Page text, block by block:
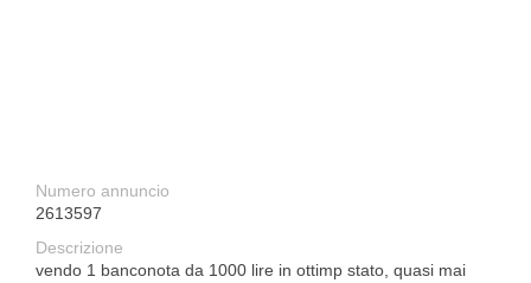
Numero annuncio
2613597
Descrizione
vendo 1 banconota da 1000 lire in ottimp stato, quasi mai